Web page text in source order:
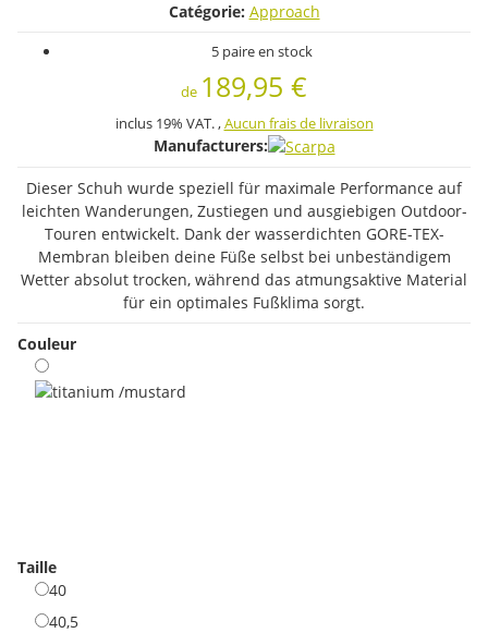
Catégorie: Approach
5 paire en stock
de 189,95 €
inclus 19% VAT. ,Aucun frais de livraison
Manufacturers:
Dieser Schuh wurde speziell für maximale Performance auf
leichten Wanderungen, Zustiegen und ausgiebigen Outdoor-
Touren entwickelt. Dank der wasserdichten GORE-TEX-
Membran bleiben deine Füße selbst bei unbeständigem
Wetter absolut trocken, während das atmungsaktive Material
für ein optimales Fußklima sorgt.
Couleur
Taille
4040
40,540,5